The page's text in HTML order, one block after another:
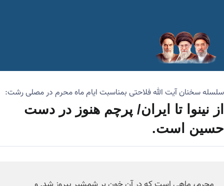
سلسله سخنان آیت الله فلاحتی بمناسبت ایام ماه محرم در مصلی رشت:
از نینوا تا ایران/ پرچم هنوز در دست
حسین است.